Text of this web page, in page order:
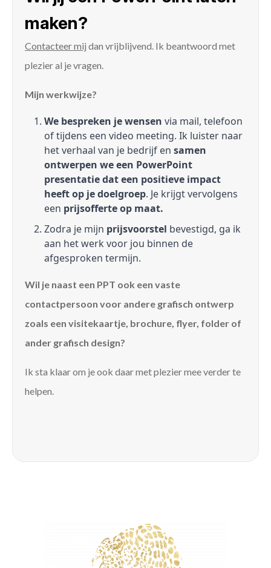
maken?
Contacteer mij dan vrijblijvend. Ik beantwoord met
plezier al je vragen.
Mijn werkwijze?
We bespreken je wensen via mail, telefoon
of tijdens een video meeting. Ik luister naar
het verhaal van je bedrijf en samen
ontwerpen we een PowerPoint
presentatie dat een positieve impact
heeft op je doelgroep. Je krijgt vervolgens
een prijsofferte op maat.
Zodra je mijn prijsvoorstel bevestigd, ga ik
aan het werk voor jou binnen de
afgesproken termijn.
Wil je naast een PPT ook een vaste
contactpersoon voor andere grafisch ontwerp
zoals een visitekaartje, brochure, flyer, folder of
ander grafisch design?
Ik sta klaar om je ook daar met plezier mee verder te
helpen.